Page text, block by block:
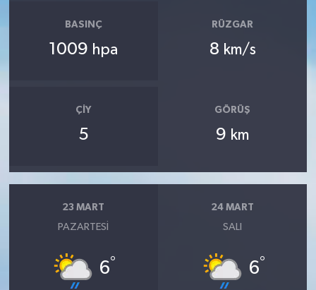
BASINÇ
1009 hpa
RÜZGAR
8 km/s
ÇIY
5
GÖRÜŞ
9 km
23 MART
PAZARTESI
6°
24 MART
SALI
6°